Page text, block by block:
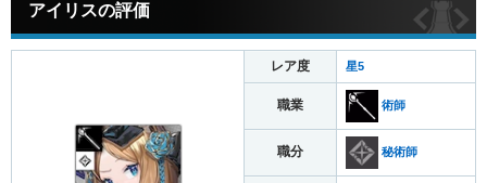
アイリスの評価
レア度 星5
職業 術師
職分 秘術師